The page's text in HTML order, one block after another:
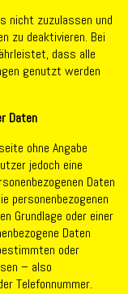
nicht zuzulassen und
zu deaktivieren. Bei
dass alle
genutzt werden
Daten
ohne Angabe
jedoch eine
Daten
personenbezogenen
Grundlage oder einer
Daten
oder
– also
Telefonnummer.